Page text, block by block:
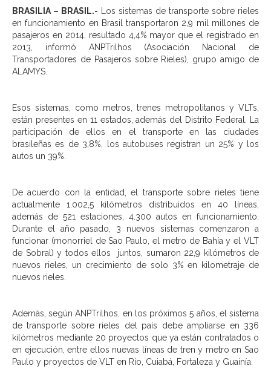
BRASILIA – BRASIL.- Los sistemas de transporte sobre rieles
en funcionamiento en Brasil transportaron 2,9 mil millones de
pasajeros en 2014, resultado 4,4% mayor que el registrado en
2013, informó ANPTrilhos (Asociación Nacional de
Transportadores de Pasajeros sobre Rieles), grupo amigo de
ALAMYS.
Esos sistemas, como metros, trenes metropolitanos y VLTs,
están presentes en 11 estados, además del Distrito Federal. La
participación de ellos en el transporte en las ciudades
brasileñas es de 3,8%, los autobuses registran un 25% y los
autos un 39%.
De acuerdo con la entidad, el transporte sobre rieles tiene
actualmente 1.002,5 kilómetros distribuidos en 40 líneas,
además de 521 estaciones, 4.300 autos en funcionamiento.
Durante el año pasado, 3 nuevos sistemas comenzaron a
funcionar (monorriel de Sao Paulo, el metro de Bahía y el VLT
de Sobral) y todos ellos juntos, sumaron 22,9 kilómetros de
nuevos rieles, un crecimiento de solo 3% en kilometraje de
nuevos rieles.
Además, según ANPTrilhos, en los próximos 5 años, el sistema
de transporte sobre rieles del país debe ampliarse en 336
kilómetros mediante 20 proyectos que ya están contratados o
en ejecución, entre ellos nuevas líneas de tren y metro en Sao
Paulo y proyectos de VLT en Río, Cuiabá, Fortaleza y Guainía.